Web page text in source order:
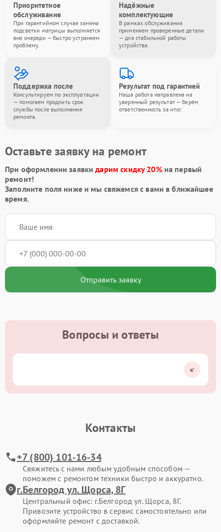
Приоритетное
обслуживание
При гарантийном случае замена
подсветки матрицы выполняется
вне очереди — быстро устраняем
проблему.
Надёжные
комплектующие
В рамках обслуживания
применяем проверенные детали
— для стабильной работы
устройства.
Поддержка после
Консультируем по эксплуатации
— помогаем продлить срок
службы после выполнения
ремонта.
Результат под гарантией
Наша работа направлена на
уверенный результат — берём
ответственность за итог.
Оставьте заявку на ремонт
При оформлении заявкидарим скидку 20%на первый
ремонт!
Заполните поля ниже и мы свяжемся с вами в ближайшее
время.
Отправить заявку
Вопросы и ответы
Контакты
+7 (800) 101-16-34
Свяжитесь с нами любым удобным способом —
поможем с ремонтом техники быстро и аккуратно.
г.Белгород ул. Щорса, 8Г
Центральный офис: г.Белгород ул. Щорса, 8Г.
Привозите устройство в сервис самостоятельно или
оформляйте ремонт с доставкой.